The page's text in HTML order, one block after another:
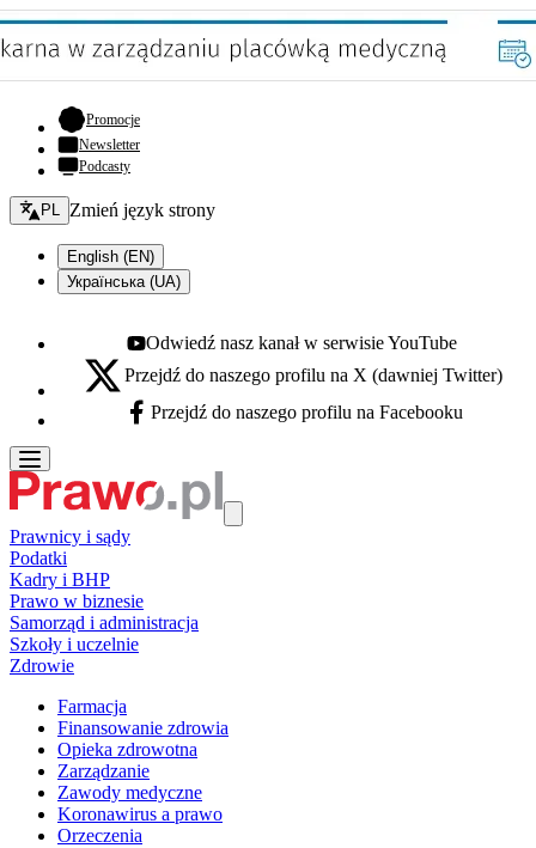
Promocje- otwiera się w nowej karcie
Newsletter
Podcasty
Zmień język - bieżący:
PL Zmień język strony
English (EN)
Українська (UA)
Youtube - otwiera się w nowej karcie
Odwiedź nasz kanał w serwisie YouTube
X - otwiera się w nowej karcie
Przejdź do naszego profilu na X (dawniej Twitter)
Facebook - otwiera się w nowej karcie
Przejdź do naszego profilu na Facebooku
Prawnicy i sądy
Podatki
Kadry i BHP
Prawo w biznesie
Samorząd i administracja
Szkoły i uczelnie
Zdrowie
Farmacja
Finansowanie zdrowia
Opieka zdrowotna
Zarządzanie
Zawody medyczne
Koronawirus a prawo
Orzeczenia